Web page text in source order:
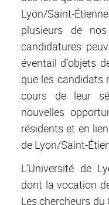
Lyon/Saint-
plusieurs de
candidatures
éventail d’objets
que les candidats
cours de leur
nouvelles
résidents et en
de Lyon/Saint-
L’Université de
dont la vocation
Les chercheurs